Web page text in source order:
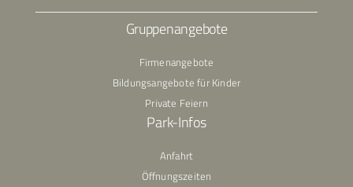
Gruppenangebote
Firmenangebote
Bildungsangebote für Kinder
Private Feiern
Park-Infos
Anfahrt
Öffnungszeiten